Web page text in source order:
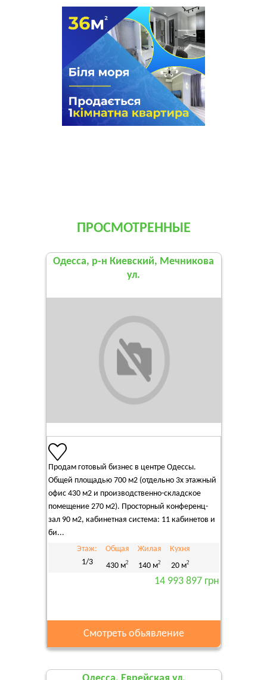
ПРОСМОТРЕННЫЕ
Одесса, р-н Киевский, Мечникова
ул.
Продам готовый бизнес в центре Одессы.
Общей площадью 700 м2 (отдельно 3х этажный
офис 430 м2 и производственно-складское
помещение 270 м2). Просторный конференц-
зал 90 м2, кабинетная система: 11 кабинетов и
би...
Этаж:
1/3
Общая
430 м2
Жилая
140 м2
Кухня
20 м2
14 993 897 грн
Смотреть обьявление